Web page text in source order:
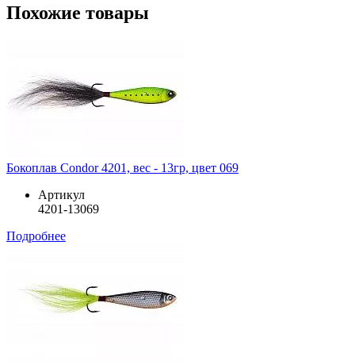
Похожие товары
Бокоплав Condor 4201, вес - 13гр, цвет 069
Артикул
4201-13069
Подробнее